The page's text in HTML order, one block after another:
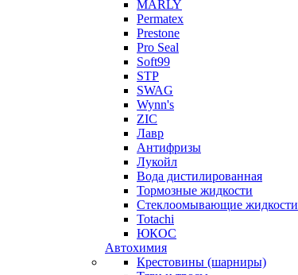
MARLY
Permatex
Prestone
Pro Seal
Soft99
STP
SWAG
Wynn's
ZIC
Лавр
Антифризы
Лукойл
Вода дистилированная
Тормозные жидкости
Стеклоомывающие жидкости
Totachi
ЮКОС
Автохимия
Крестовины (шарниры)